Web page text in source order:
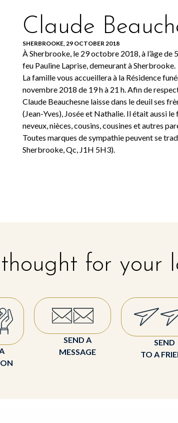
Claude
SHERBROOKE, 29 OCTOBER 2018
À Sherbrooke, le 29 octobre 2018, à l’âge de
feu Pauline Laprise, demeurant à Sherbrooke.
La famille vous accueillera à la Résidence
novembre 2018 de 19 h à 21 h. Afin de
Claude Beauchesne laisse dans le deuil ses
(Jean-Yves), Josée et Nathalie. Il était aussi
neveux, nièces, cousins, cousines et autres
Toutes marques de sympathie peuvent se
Sherbrooke, Qc, J1H 5H3).
for your
SEND A
MESSAGE
SEND
TO A